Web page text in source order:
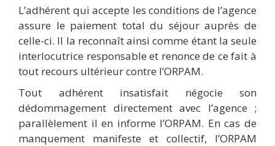
L’adhérent qui accepte les conditions de l’agence
assure le paiement total du séjour auprès de
celle-ci. Il la reconnaît ainsi comme étant la seule
interlocutrice responsable et renonce de ce fait à
tout recours ultérieur contre l’ORPAM.
Tout adhérent insatisfait négocie son
dédommagement directement avec l’agence ;
parallèlement il en informe l’ORPAM. En cas de
manquement manifeste et collectif, l’ORPAM